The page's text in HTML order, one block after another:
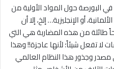
البورصة حول المواد الأولية من
أو الإنجليزية… إلخ، إلا أن
طائلة من هذه المضاربة هي التي
تفعل شيئاً؛ لأنها عاجزة!! وهذا
وجذور هذا النظام العالمي